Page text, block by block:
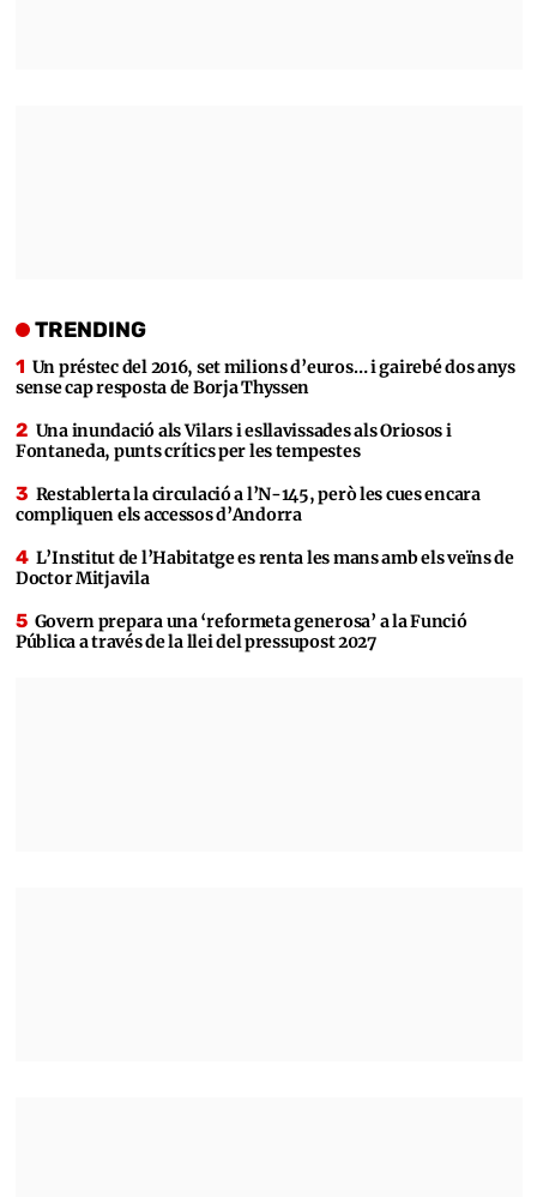
TRENDING
Un préstec del 2016, set milions d’euros… i gairebé dos anys
sense cap resposta de Borja Thyssen
Una inundació als Vilars i esllavissades als Oriosos i
Fontaneda, punts crítics per les tempestes
Restablerta la circulació a l’N-145, però les cues encara
compliquen els accessos d’Andorra
L’Institut de l’Habitatge es renta les mans amb els veïns de
Doctor Mitjavila
Govern prepara una ‘reformeta generosa’ a la Funció
Pública a través de la llei del pressupost 2027